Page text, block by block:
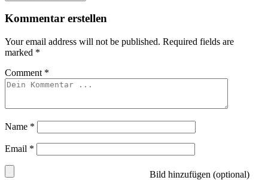
Kommentar erstellen
Your email address will not be published. Required fields are
marked *
Comment *
Name *
Email *
Bild hinzufügen (optional)